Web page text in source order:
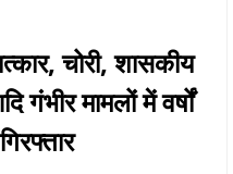
चोरी, शासकीय
गंभीर मामलों में वर्षों